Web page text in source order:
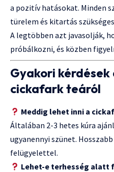
a pozitív hatásokat. Minden
türelem és kitartás
A legtöbben azt javasolják,
próbálkozni, és közben
Gyakori kérdések
cickafark teáról
Meddig lehet inni a
Általában 2-3 hetes kúra
ugyanennyi szünet.
felügyelettel.
Lehet-e terhesség alatt